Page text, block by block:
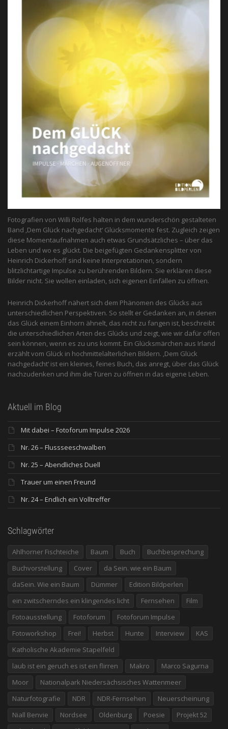
Fotografien von Willi Rolfes halten in dem wunderschön gestalteten
Band ‚Dem Glück nachgedacht‘ Glücksmomente fest. Zugleich zeigen
diese Momentaufnahmen auch etwas Grundsätzliches – über das
Leben und wo es glückt. Die beigefügten Gedankensplitter von
Heinrich Dickerhoff sind keine Interpretationen, sondern
blitzlichtartige Impulse zu berührenden Bildern. Sie erklären diese
Bilder nicht. Sie wollen einladen, sich eigenen Einfällen zu öffnen.
Heinrich Dickerhoff nähert sich dem Phänomen des Glücks aus
unterschiedlichen Perspektiven. So stellt er Gedanken an, in denen
das Glück einem Einhorn ähnelt, das nicht zu fangen ist, beschreibt
die unterschiedlichen Arten des Glücks und zeigt, wie wir dafür offen
sein können, wenn es zu uns kommt. Ein Glücksmärchen aus Irland
erzählt vom Glück in hochmittelalterlichen Bildern. ‚Dem Glück
nachgedacht‘ ist ein kleines, feines Buch, das anregt, über das Glück
nachzudenken und ihm die Türen zu öffnen in das eigene Leben.
Aktuell im Blog
Mit dabei – Fotoforum Impulse 2026
Nr. 26 – Flussseeschwalben
Nr. 25 – Abendliches Duell
Trauer um einen Freund
Nr. 24 – Endlich ein Volltreffer
Schlagwörter
Ahlhorner Fischteiche Baum Buch
Buchbesprechung
Buchvorstellung
Cover
da Sein. wie ein Baum
daSein. Wie ein Baum
Dümmer
Edition Bildperlen
ein zwitscherndes ein klingendes licht
Fernsehen
Film
Fotoausstellung
Fotoforum
Fotoforum Impulse
Fotoworkshop
Frei! Herbst Hunte Interview
KAS
Katholische Akademie Stapelfeld
laub ist ein geruch es ist ein flirren
Makro
Marco Sagurna
Moor
Nationalpark Niedersächsisches Wattenmeer
Naturfotografie
NDR NDR-Fernsehen
Neuerscheinung
Niall Benvie
Nordsee Oldenburg Poesie
Projekt 52